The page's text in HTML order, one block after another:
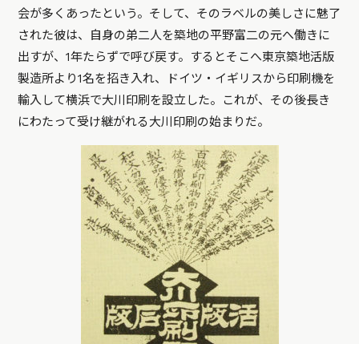
会が多くあったという。そして、そのラベルの美しさに魅了
された彼は、自身の弟二人を築地の平野富二の元へ働きに
出すが、1年たらずで呼び戻す。するとそこへ東京築地活版
製造所より1名を招き入れ、ドイツ・イギリスから印刷機を
輸入して横浜で大川印刷を設立した。これが、その後長き
にわたって受け継がれる大川印刷の始まりだ。